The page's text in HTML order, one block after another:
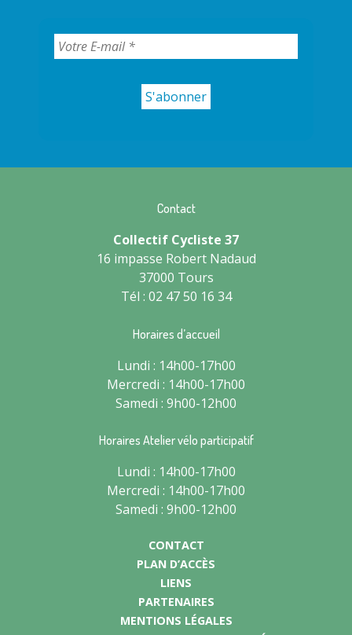
Contact
Collectif Cycliste 37
16 impasse Robert Nadaud
37000 Tours
Tél : 02 47 50 16 34
Horaires d’accueil
Lundi : 14h00-17h00
Mercredi : 14h00-17h00
Samedi : 9h00-12h00
Horaires Atelier vélo participatif
Lundi : 14h00-17h00
Mercredi : 14h00-17h00
Samedi : 9h00-12h00
CONTACT
PLAN D’ACCÈS
LIENS
PARTENAIRES
MENTIONS LÉGALES